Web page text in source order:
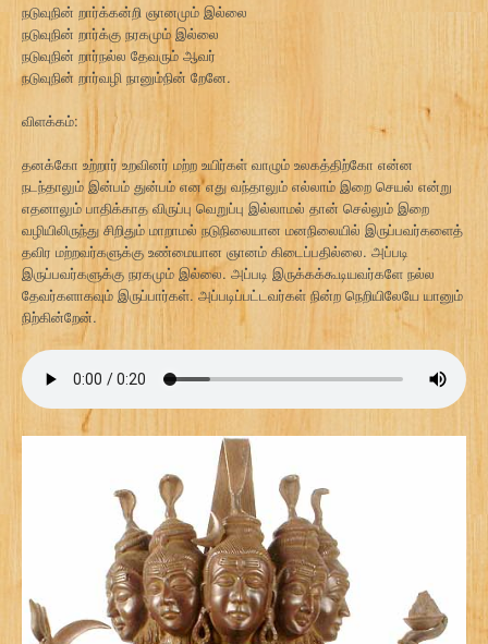
நடுவுநின் றார்க்கன்றி ஞானமும் இல்லை
நடுவுநின் றார்க்கு நரகமும் இல்லை
நடுவுநின் றார்நல்ல தேவரும் ஆவர்
நடுவுநின் றார்வழி நானும்நின் றேனே.
விளக்கம்:
தனக்கோ உற்றார் உறவினர் மற்ற உயிர்கள் வாழும் உலகத்திற்கோ என்ன
நடந்தாலும் இன்பம் துன்பம் என எது வந்தாலும் எல்லாம் இறை செயல் என்று
எதனாலும் பாதிக்காத விருப்பு வெறுப்பு இல்லாமல் தான் செல்லும் இறை
வழியிலிருந்து சிறிதும் மாறாமல் நடுநிலையான மனநிலையில் இருப்பவர்களைத்
தவிர மற்றவர்களுக்கு உண்மையான ஞானம் கிடைப்பதில்லை. அப்படி
இருப்பவர்களுக்கு நரகமும் இல்லை. அப்படி இருக்கக்கூடியவர்களே நல்ல
தேவர்களாகவும் இருப்பார்கள். அப்படிப்பட்டவர்கள் நின்ற நெறியிலேயே யானும்
நிற்கின்றேன்.